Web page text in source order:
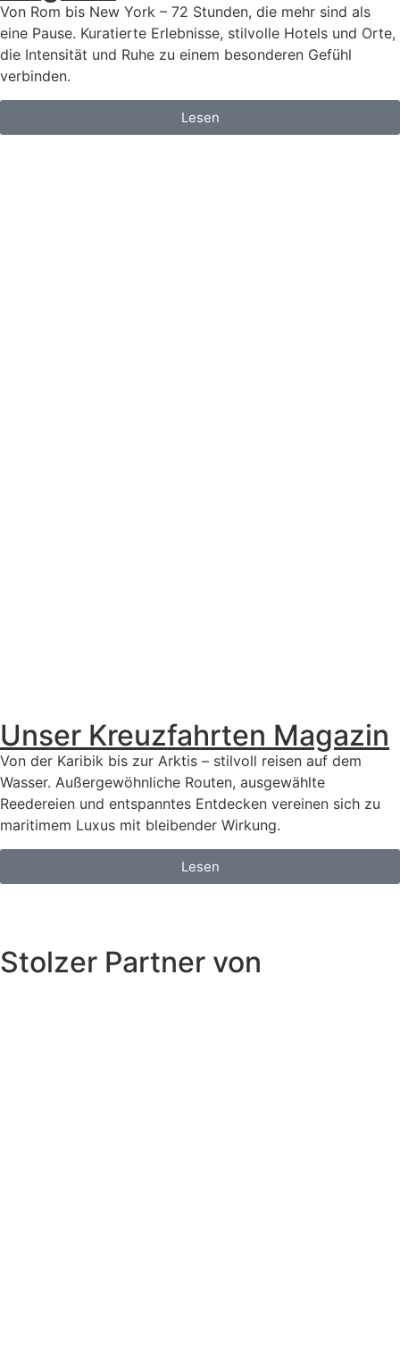
Von Rom bis New York – 72 Stunden, die mehr sind als
eine Pause. Kuratierte Erlebnisse, stilvolle Hotels und Orte,
die Intensität und Ruhe zu einem besonderen Gefühl
verbinden.
Lesen
Unser Kreuzfahrten Magazin
Von der Karibik bis zur Arktis – stilvoll reisen auf dem
Wasser. Außergewöhnliche Routen, ausgewählte
Reedereien und entspanntes Entdecken vereinen sich zu
maritimem Luxus mit bleibender Wirkung.
Lesen
Stolzer Partner von